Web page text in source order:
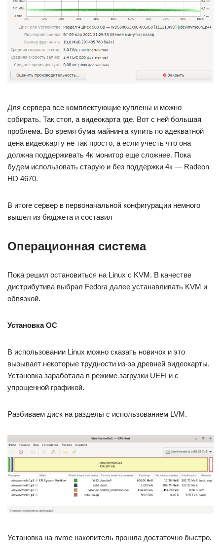
Для сервера все комплектующие куплены и можно
собирать. Так стоп, а видеокарта где. Вот с ней большая
проблема. Во время бума майнинга купить по адекватной
цена видеокарту не так просто, а если учесть что она
должна поддерживать 4к монитор еще сложнее. Пока
будем использовать старую и без поддержки 4к — Radeon
HD 4670.
В итоге сервер в первоначальной конфигурации немного
вышел из бюджета и составил
Операционная система
Пока решил остановиться на Linux с KVM. В качестве
дистрибутива выбрал Fedora далее устанавливать KVM и
обвязкой.
Установка ОС
В использовании Linux можно сказать новичок и это
вызывает некоторые трудности из-за древней видеокарты.
Установка заработала в режиме загрузки UEFI и с
упрощенной графикой.
Разбиваем диск на разделы с использованием LVM.
Установка на nvme накопитель прошла достаточно быстро.